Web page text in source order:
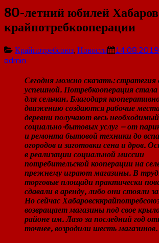
80-летний юбилей
крайпотребкооперации
Крайпотребсоюз Новости 14.08.2019
admin
Сегодня можно сказать: стратегия
успешной. Потребкооперация стала
для сельчан. Благодаря
движению создаются рабочие
деревни получают весь
социально-бытовых услуг – от
и ремонта бытовой техники до
огородов и заготовки сена и дров.
в реализации социальной миссии
потребительской кооперации на
прежнему играют магазины. В
торговые площади практически
сдавали в аренду, либо они стояли
Но сейчас
возвращает магазины под свое
районе им. Лазо за последний год
точнее, возродили шесть магазинов.